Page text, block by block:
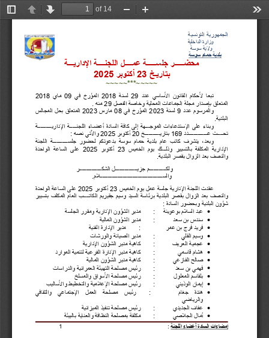
TogglePreviousNext
of 14
Zoom
إمضاءات السادة أعضاء اللجنة:
1
الجمھوریة التونسیة
         وزارة الداخلیة
          ولایة سوسة
بلدیة حمام سوسة
محضـــــر جلســـــة عمــــل اللجنــــة الإداریـــة
بتاریـخ
23
2025
~~~~~***~~~~~
تبعا لأحكام القانون الأساسي عدد 29 لسنة 2018 المؤرخ في 09 ماي
2018
المتعلق بإصدار مجلة الجماعات المحلیة وخاصة الفصل
29 منھ .
والمرسوم
عدد 9 لسنة 2023 المؤرخ في 08 مارس 2023 المتعلق بحل
المجالس
البلدیة.
وبناء
على الإستدعاءات الموجـــھة إلى كافة السادة أعضـاء اللجنـــــة
الإداریــــــــــة
تحــــت عــــــــــــــدد
169
20
2025 والآتي نصھ :
وبعد،
یتشرف كاتب عام بلدیة حمام سوسة بدعوتكم لحضور جلســـــــــــة
اللجنة
الإداریة
المكلفة بالتسییر وذلـــك یوم الخمیس 23 أكتوبر 2025 على الساعة
الواحدة
والنصف بعد الزوال بقصر البلدیة.
ولكــــــــــــم جزیــــــــــــــــل الشكــــــــــــــــر
والســــــــــــــــــــــــــــــــــــــــــــــلام.
عقدت
اللجنة الإداریة جلسة عمل یوم الخمیس 23 أكتوبر 2025 على الساعة
الواحدة
والنصف
بعد الزوال بقصر البلدیة برئاسة السید وسیم جقیریم الكاتــــب العام المكلف
بتسییر
شؤون البلدیة وبحضور السادة :

عبد السلام بوعوینة :
مدیر الشؤون الإداریة ومقرر الجلسة

سندس بن سعد :
مدیر الشؤون المالیة

فرید فرج بن عمر :
مدیر الإدارة الفنیة

وسیم القلي :
مدیر الصیانة والورشات

عجمیة العریف :
كاھیة مدیر الشؤون الإداریة

ھشام قاسمي :
كاھیة مدیر الإدارة الفرعیة لتنمیة الموارد

صالح الفازعي :
كاھیة مدیر الشؤون المالیة

فھمي بن سعد :
رئیس مصلحة التھیئة العمرانیة والدراسات

بلقاسم المعلول :
رئیس مصلحة الأسواق والمسلخ

إیمان الوذیني :
رئیس مصلحة الإعلامیة والتخطیط والأسالیب

ھندة جغام : رئیس مصلحة العمل الإجتماعي
والثقافي
والریاضي

عفاف الجدیدي :
رئیس مصلحة تنفیذ المیزانیة

أمال الجلاصي : مكلفة بمصلحة النظافة والعنایة بالبیئة